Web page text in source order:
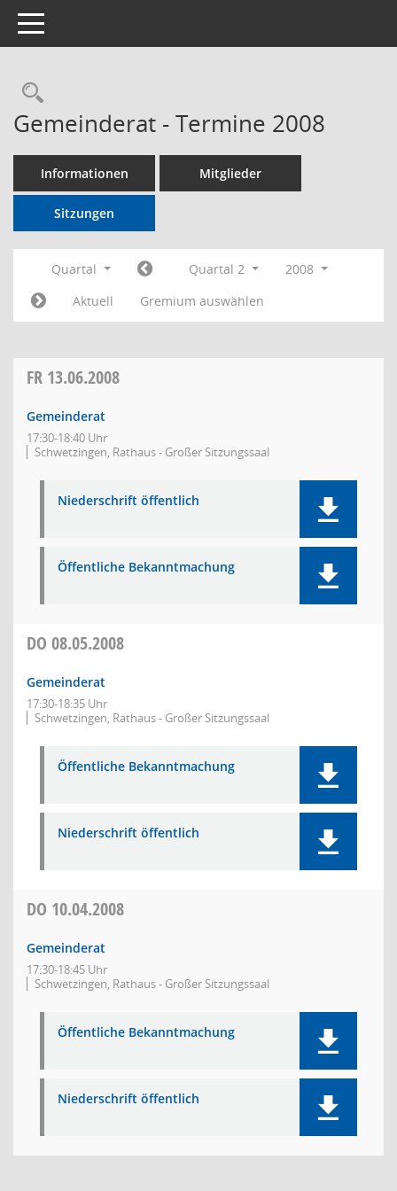
Toggle navigation
Rechercheauswahl
Gemeinderat - Termine 2008
Informationen Mitglieder
Sitzungen
Quartal Quartal 2
2008
Aktuell
Gremium auswählen
FR 13.06.2008
Gemeinderat
17:30-18:40 Uhr
Schwetzingen, Rathaus - Großer Sitzungssaal
Niederschrift öffentlich
Öffentliche Bekanntmachung
DO 08.05.2008
Gemeinderat
17:30-18:35 Uhr
Schwetzingen, Rathaus - Großer Sitzungssaal
Öffentliche Bekanntmachung
Niederschrift öffentlich
DO 10.04.2008
Gemeinderat
17:30-18:45 Uhr
Schwetzingen, Rathaus - Großer Sitzungssaal
Öffentliche Bekanntmachung
Niederschrift öffentlich